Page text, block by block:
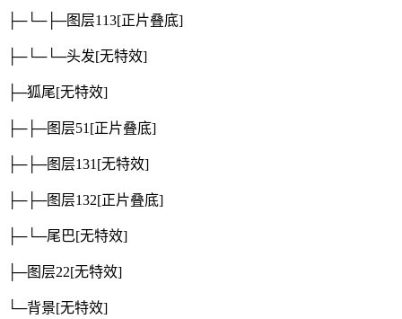
├─└─├─图层113[正片叠底]
├─└─└─头发[无特效]
├─狐尾[无特效]
├─├─图层51 [正片叠底]
├─├─图层131 [无特效]
├─├─图层132[正片叠底]
├─└─尾巴[无特效]
├─图层22[无特效]
└─背景[无特效]